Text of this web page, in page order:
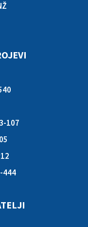
107
444